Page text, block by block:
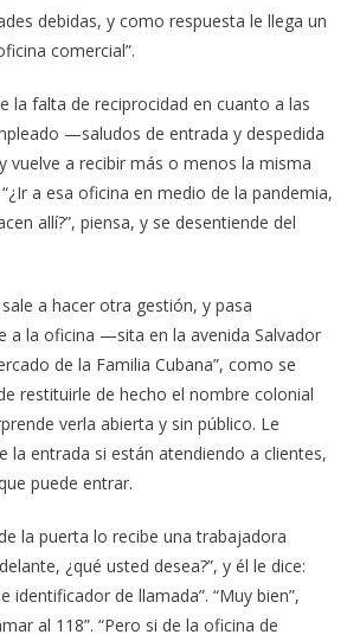
debidas, y como respuesta le llega un
comercial”.
la falta de reciprocidad en cuanto a las
—saludos de entrada y despedida
a recibir más o menos la misma
a esa oficina en medio de la pandemia,
allí?”, piensa, y se desentiende del
a hacer otra gestión, y pasa
a la oficina —sita en la avenida Salvador
de la Familia Cubana”, como se
restituirle de hecho el nombre colonial
verla abierta y sin público. Le
la entrada si están atendiendo a clientes,
puede entrar.
la puerta lo recibe una trabajadora
¿qué usted desea?”, y él le dice:
identificador de llamada”. “Muy bien”,
al 118”. “Pero si de la oficina de